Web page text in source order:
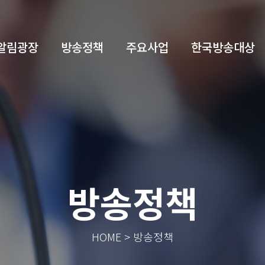
림광장 방송정책 주요사업 한국방송대상
방송정책
HOME > 방송정책